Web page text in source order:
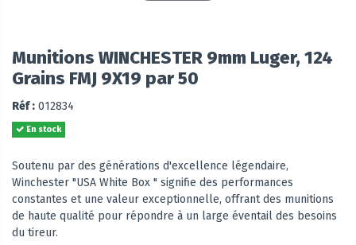
Munitions WINCHESTER 9mm Luger, 124
Grains FMJ 9X19 par 50
Réf : 012834
En stock
Soutenu par des générations d'excellence légendaire,
Winchester "USA White Box " signifie des performances
constantes et une valeur exceptionnelle, offrant des munitions
de haute qualité pour répondre à un large éventail des besoins
du tireur.